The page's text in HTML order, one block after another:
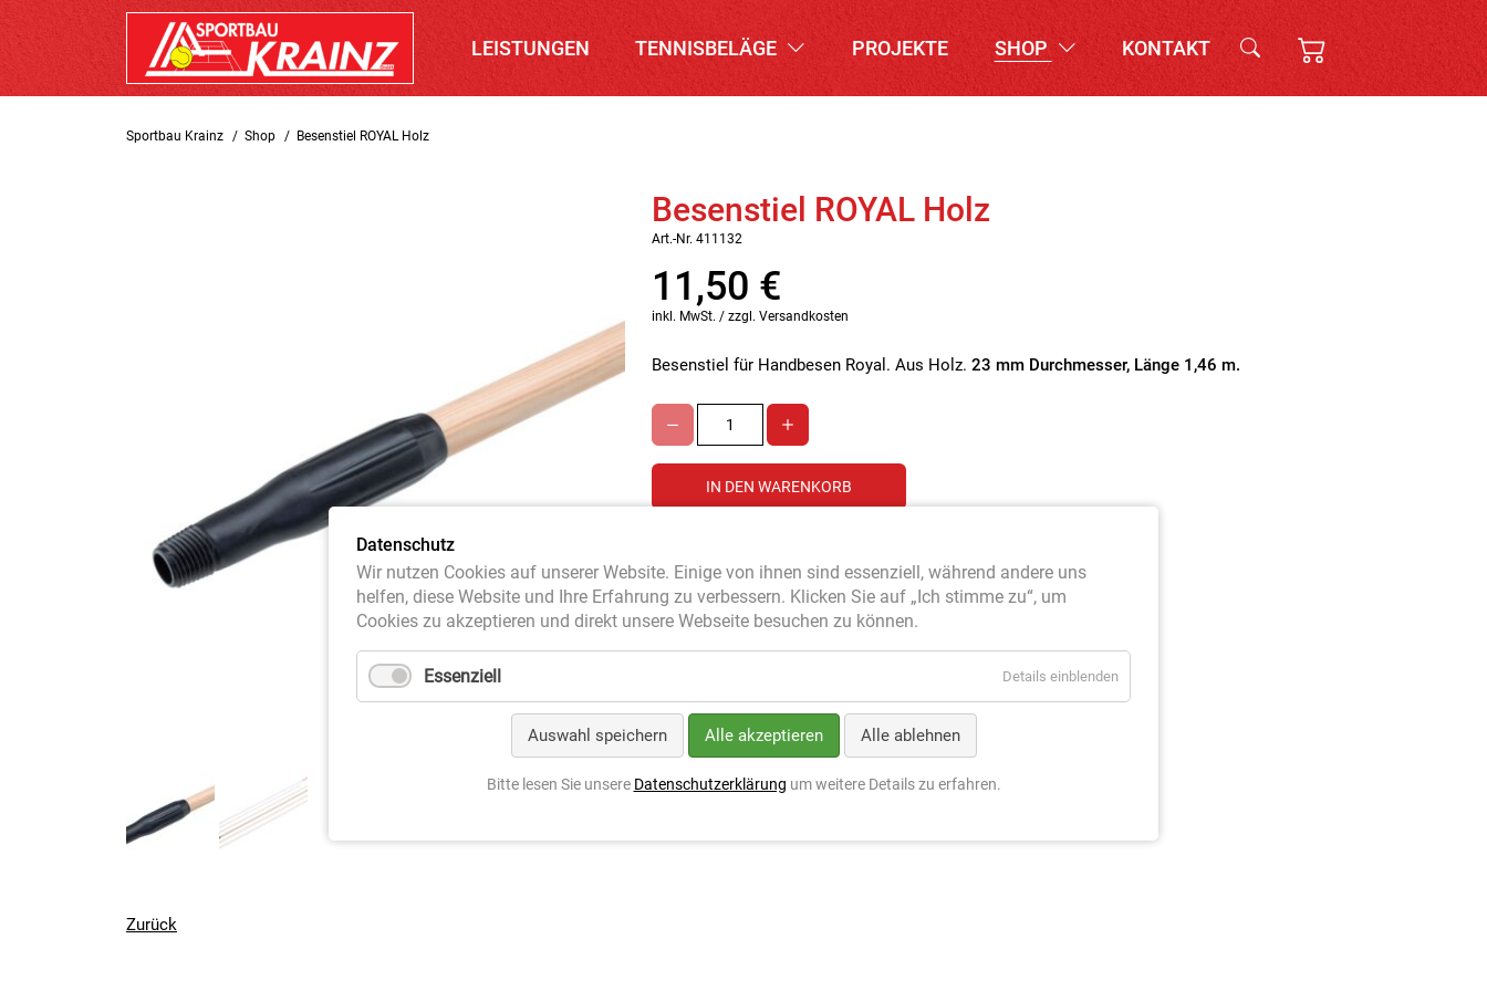
LEISTUNGEN TENNISBELÄGE PROJEKTE SHOP KONTAKT
Sportbau Krainz Shop Besenstiel ROYAL Holz
Besenstiel ROYAL Holz
Art.-Nr. 411132
11,50 €
inkl. MwSt. / zzgl. Versandkosten
Besenstiel für Handbesen Royal. Aus Holz. 23 mm Durchmesser, Länge 1,46 m.
Zurück
Datenschutz
Wir nutzen Cookies auf unserer Website. Einige von ihnen sind essenziell, während andere uns
helfen, diese Website und Ihre Erfahrung zu verbessern. Klicken Sie auf „Ich stimme zu“, um
Cookies zu akzeptieren und direkt unsere Webseite besuchen zu können.
Essenziell Details einblenden
Auswahl speichern Alle akzeptieren Alle ablehnen
Bitte lesen Sie unsere Datenschutzerklärung um weitere Details zu erfahren.